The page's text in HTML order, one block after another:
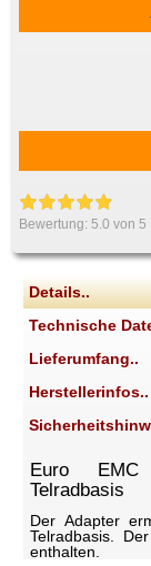
Bewertung:5.0 von 5
Details..
Technische
Lieferumfang..
Herstellerinfos..
Euro EMC
Telradbasis
Der Adapter
Telradbasis.
enthalten.